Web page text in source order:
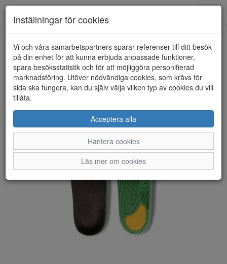
HEM 52BONES
Inställningar för cookies
Vi och våra samarbetspartners sparar referenser till ditt besök
på din enhet för att kunna erbjuda anpassade funktioner,
spara besöksstatistik och för att möjliggöra personifierad
marknadsföring. Utöver nödvändiga cookies, som krävs för
sida ska fungera, kan du själv välja vilken typ av cookies du vill
tillåta.
Acceptera alla
Hantera cookies
Läs mer om cookies